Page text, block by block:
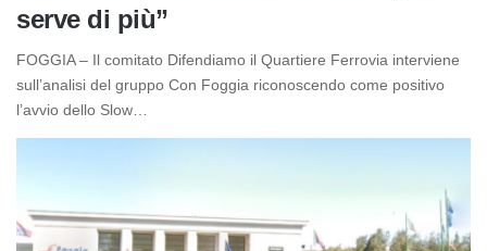
serve di più”
FOGGIA – Il comitato Difendiamo il Quartiere Ferrovia interviene
sull’analisi del gruppo Con Foggia riconoscendo come positivo
l’avvio dello Slow…